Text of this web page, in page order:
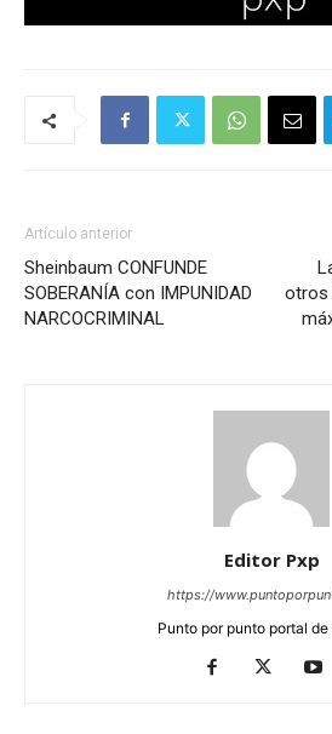
Artículo anterior
Sheinbaum CONFUNDE
SOBERANÍA con IMPUNIDAD
NARCOCRIMINAL
otros
Editor Pxp
https://
Punto por punto portal